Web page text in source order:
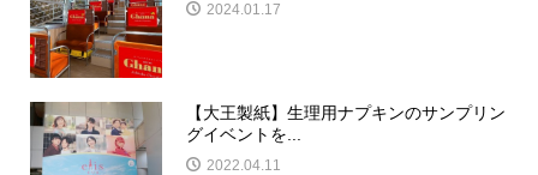
2024.01.17
【大王製紙】生理用ナプキンのサンプリン
グイベントを...
2022.04.11